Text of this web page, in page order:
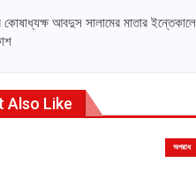
কোষাধ্যক্ষ আবদুস সালামের মাতার
Also Like
অপরাধ